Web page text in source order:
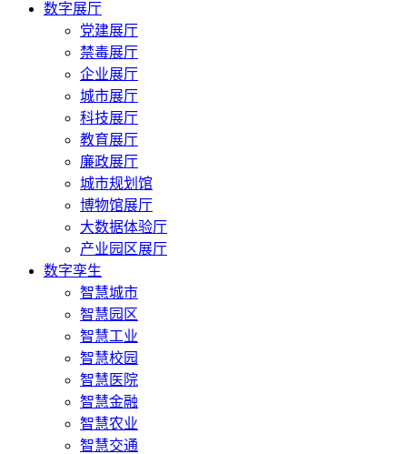
数字展厅
党建展厅
禁毒展厅
企业展厅
城市展厅
科技展厅
教育展厅
廉政展厅
城市规划馆
博物馆展厅
大数据体验厅
产业园区展厅
数字孪生
智慧城市
智慧园区
智慧工业
智慧校园
智慧医院
智慧金融
智慧农业
智慧交通